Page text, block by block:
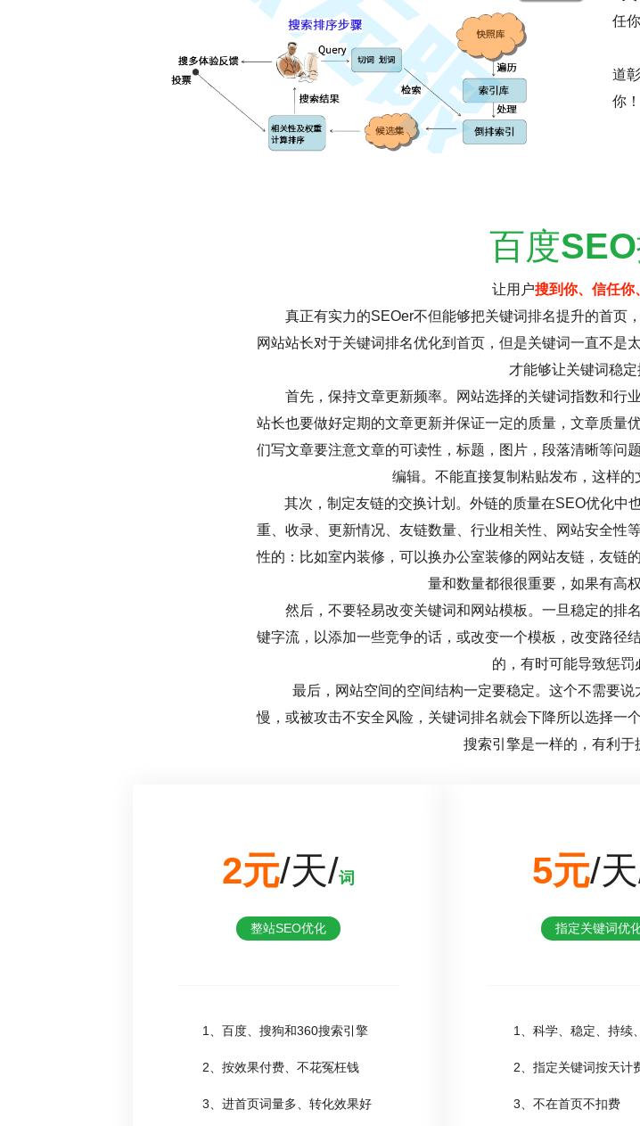
任你
道
你！
百度SEO
让用户搜到你、信任你
真正有实力的SEOer不但能够把关键词排名提升的首页
网站站长对于关键词排名优化到首页，但是关键词一直不是
才能够让关键词稳
首先，保持文章更新频率。网站选择的关键词指数和行业
站长也要做好定期的文章更新并保证一定的质量，文章质量
们写文章要注意文章的可读性，标题，图片，段落清晰等问
编辑。不能直接复制粘贴发布，这样的
其次，制定友链的交换计划。外链的质量在SEO优化中
重、收录、更新情况、友链数量、行业相关性、网站安全性
性的：比如室内装修，可以换办公室装修的网站友链，友链
量和数量都很很重要，如果有高
然后，不要轻易改变关键词和网站模板。一旦稳定的排
键字流，以添加一些竞争的话，或改变一个模板，改变路径
的，有时可能导致惩罚
最后，网站空间的空间结构一定要稳定。这个不需要说
慢，或被攻击不安全风险，关键词排名就会下降所以选择一
搜索引擎是一样的，有利于
2元/天/词
整站SEO优化
1、百度、搜狗和360搜索引擎
2、按效果付费、不花冤枉钱
3、进首页词量多、转化效果好
5元/
指定关键词优
1、科学、稳定、持续
2、指定关键词按天计
3、不在首页不扣费